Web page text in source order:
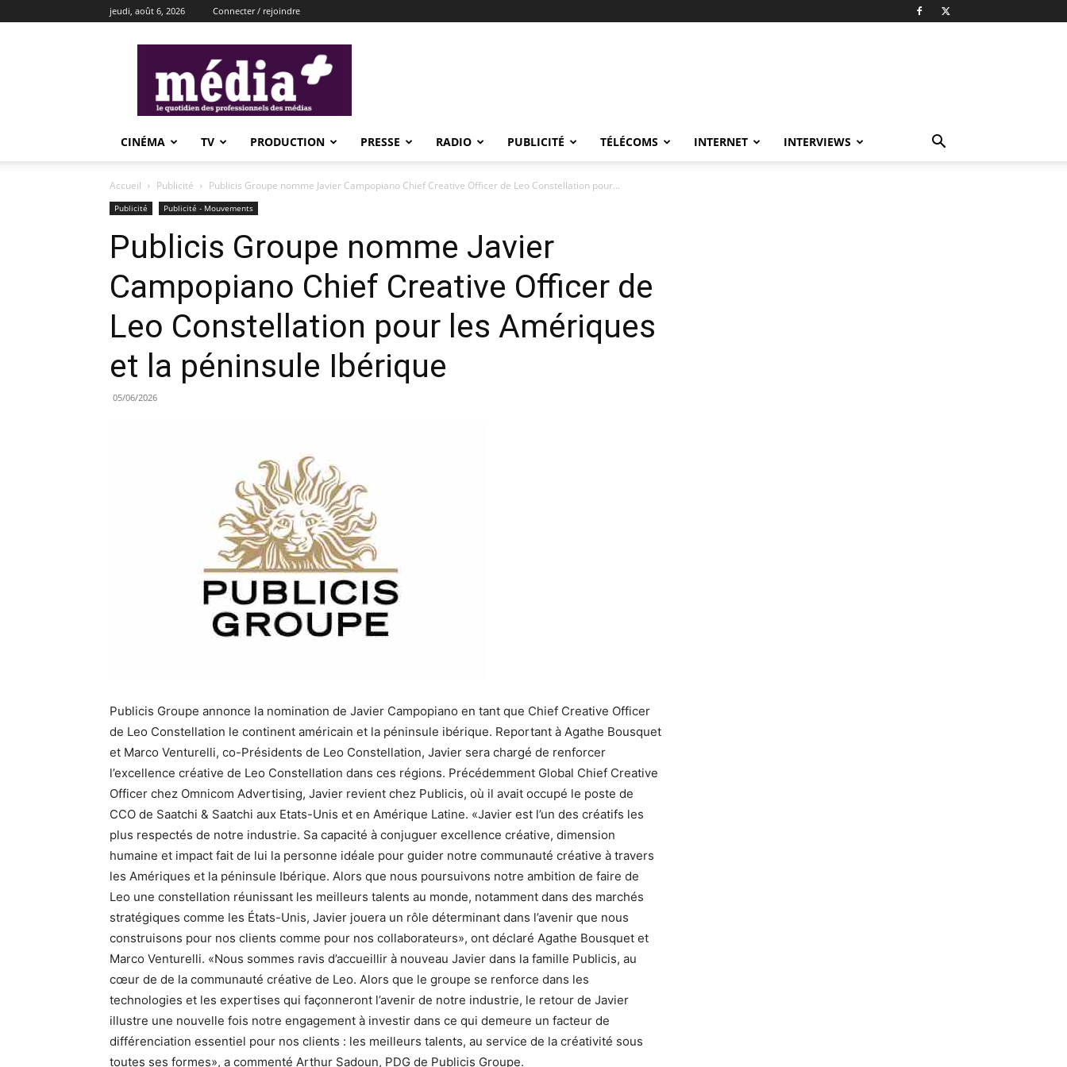
jeudi, août 6, 2026 Connecter / rejoindre
CINÉMA TV PRODUCTION PRESSE RADIO PUBLICITÉ TÉLÉCOMS INTERNET INTERVIEWS
Accueil Publicité Publicis Groupe nomme Javier Campopiano Chief Creative Officer de Leo Constellation pour...
Publicité Publicité - Mouvements
Publicis Groupe nomme Javier
Campopiano Chief Creative Officer de
Leo Constellation pour les Amériques
et la péninsule Ibérique
05/06/2026
Publicis Groupe annonce la nomination de Javier Campopiano en tant que Chief Creative Officer
de Leo Constellation le continent américain et la péninsule ibérique. Reportant à Agathe Bousquet
et Marco Venturelli, co-Présidents de Leo Constellation, Javier sera chargé de renforcer
l’excellence créative de Leo Constellation dans ces régions. Précédemment Global Chief Creative
Officer chez Omnicom Advertising, Javier revient chez Publicis, où il avait occupé le poste de
CCO de Saatchi & Saatchi aux Etats-Unis et en Amérique Latine. «Javier est l’un des créatifs les
plus respectés de notre industrie. Sa capacité à conjuguer excellence créative, dimension
humaine et impact fait de lui la personne idéale pour guider notre communauté créative à travers
les Amériques et la péninsule Ibérique. Alors que nous poursuivons notre ambition de faire de
Leo une constellation réunissant les meilleurs talents au monde, notamment dans des marchés
stratégiques comme les États-Unis, Javier jouera un rôle déterminant dans l’avenir que nous
construisons pour nos clients comme pour nos collaborateurs», ont déclaré Agathe Bousquet et
Marco Venturelli. «Nous sommes ravis d’accueillir à nouveau Javier dans la famille Publicis, au
cœur de de la communauté créative de Leo. Alors que le groupe se renforce dans les
technologies et les expertises qui façonneront l’avenir de notre industrie, le retour de Javier
illustre une nouvelle fois notre engagement à investir dans ce qui demeure un facteur de
différenciation essentiel pour nos clients : les meilleurs talents, au service de la créativité sous
toutes ses formes», a commenté Arthur Sadoun, PDG de Publicis Groupe.